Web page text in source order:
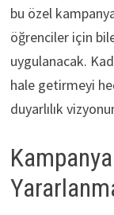
bu özel
öğrenciler için
uygulanacak.
hale getirmeyi
duyarlılık